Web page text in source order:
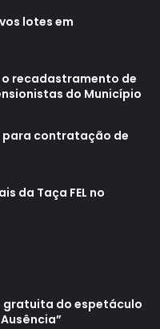
lotes em
o recadastramento de
do Município
para contratação de
da Taça FEL no
gratuita do espetáculo